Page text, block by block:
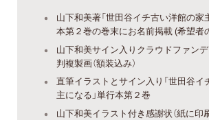
山下和美著「世田谷イチ古い洋館の家
本第２巻の巻末にお名前掲載 (希望者
山下和美サイン入りクラウドファン
判複製画（額装込み）
直筆イラストとサイン入り「世田谷イ
主になる」単行本第２巻
山下和美イラスト付き感謝状（紙に印刷